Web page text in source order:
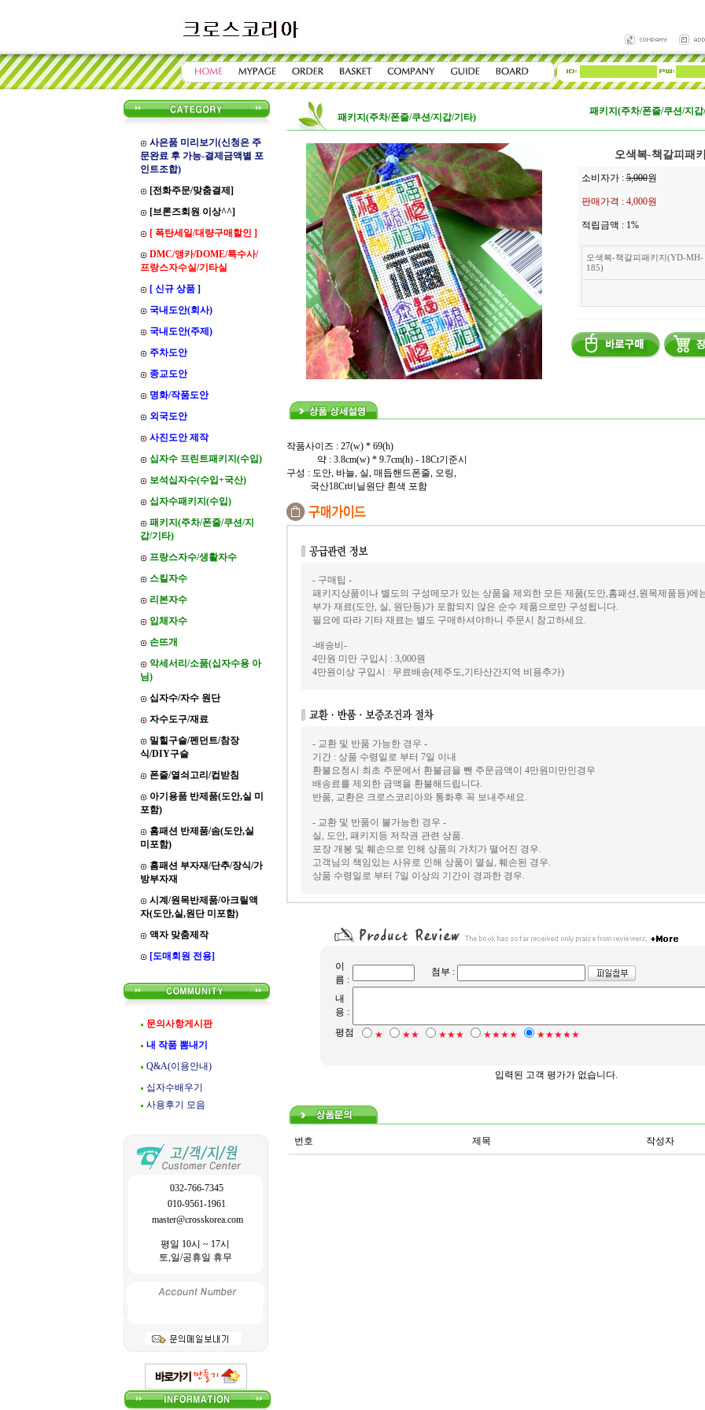
사은품 미리보기(신청은 주
문완료 후 가능-결제금액별 포
인트조합)
[전화주문/맞춤결제]
[브론즈회원 이상^^]
[ 폭탄세일/대량구매할인 ]
DMC/앵카/DOME/특수사/
프랑스자수실/기타실
[ 신규 상품 ]
국내도안(회사)
국내도안(주제)
주차도안
종교도안
명화/작품도안
외국도안
사진도안 제작
십자수 프린트패키지(수입)
보석십자수(수입+국산)
십자수패키지(수입)
패키지(주차/폰줄/쿠션/지
갑/기타)
프랑스자수/생활자수
스킬자수
리본자수
입체자수
손뜨개
악세서리/소품(십자수용 아
님)
십자수/자수 원단
자수도구/재료
밀힐구슬/펜던트/참장
식/DIY구슬
폰줄/열쇠고리/컵받침
아기용품 반제품(도안,실 미
포함)
홈패션 반제품/솜(도안,실
미포함)
홈패션 부자재/단추/장식/가
방부자재
시계/원목반제품/아크릴액
자(도안,실,원단 미포함)
액자 맞춤제작
[도매회원 전용]
문의사항게시판
내 작품 뽐내기
Q&A(이용안내)
십자수배우기
사용후기 모음
032-766-7345
010-9561-1961
master@crosskorea.com
평일 10시 ~ 17시
토,일/공휴일 휴무
패키지(주차/폰줄/쿠션/지갑/기타)
패키지(주차/폰줄/쿠션/지
오색복-책갈피패
소비자가 :5,000원
판매가격 : 4,000원
적립금액 : 1%
오색복-책갈피패키지(YD-MH-
185)
작품사이즈 : 27(w) * 69(h)
약 : 3.8cm(w) * 9.7cm(h) - 18Ct기준시
구성 : 도안, 바늘, 실, 매듭핸드폰줄, 오링,
국산18Ct비닐원단 흰색 포함
- 구매팁 -
패키지상품이나 별도의 구성메모가 있는 상품을 제외한 모든 제품(도안,홈패션,원목제품등)에
부가 재료(도안, 실, 원단등)가 포함되지 않은 순수 제품으로만 구성됩니다.
필요에 따라 기타 재료는 별도 구매하셔야하니 주문시 참고하세요.
-배송비-
4만원 미만 구입시 : 3,000원
4만원이상 구입시 : 무료배송(제주도,기타산간지역 비용추가)
- 교환 및 반품 가능한 경우 -
기간 : 상품 수령일로 부터 7일 이내
환불요청시 최초 주문에서 환불금을 뺀 주문금액이 4만원미만인경우
배송료를 제외한 금액을 환불해드립니다.
반품, 교환은 크로스코리아와 통화후 꼭 보내주세요.
- 교환 및 반품이 불가능한 경우 -
실, 도안, 패키지등 저작권 관련 상품.
포장 개봉 및 훼손으로 인해 상품의 가치가 떨어진 경우.
고객님의 책임있는 사유로 인해 상품이 멸실, 훼손된 경우.
상품 수령일로 부터 7일 이상의 기간이 경과한 경우.
이
름 :
첨부 :
내
용 :
평점
★ ★★ ★★★ ★★★★ ★★★★★
입력된 고객 평가가 없습니다.
번호 제목 작성자